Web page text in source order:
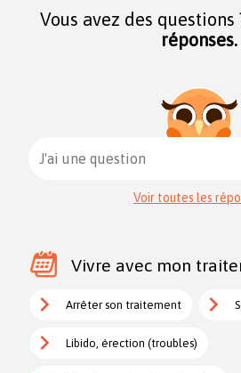
Vous avez des questions
réponses.
J'ai une question
Voir toutes les
Vivre avec mon
Arrêter son traitement
Libido, érection (troubles)